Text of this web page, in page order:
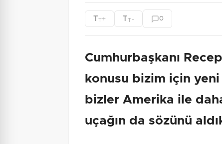
TT+ TT - 0
Cumhurbaşkanı
konusu bizim için
bizler Amerika ile
uçağın da sözünü